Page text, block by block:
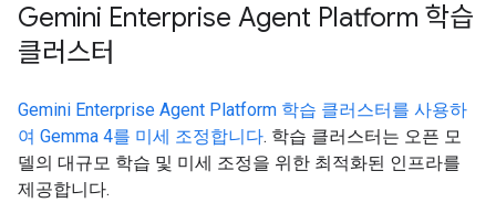
Gemini Enterprise Agent Platform 학습
클러스터
Gemini Enterprise Agent Platform 학습 클러스터를 사용하
여 Gemma 4를 미세 조정합니다. 학습 클러스터는 오픈 모
델의 대규모 학습 및 미세 조정을 위한 최적화된 인프라를
제공합니다.